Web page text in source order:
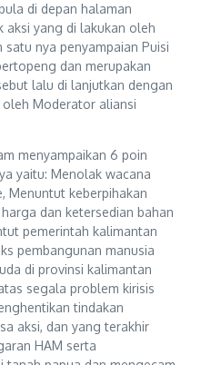
di depan halaman
aksi yang di lakukan oleh
nya penyampaian Puisi
dan merupakan
lalu di lanjutkan dengan
Moderator aliansi
menyampaikan 6 poin
yaitu: Menolak wacana
Menuntut keberpihakan
dan ketersedian bahan
pemerintah kalimantan
pembangunan manusia
di provinsi kalimantan
segala problem kirisis
tindakan
aksi, dan yang terakhir
HAM serta